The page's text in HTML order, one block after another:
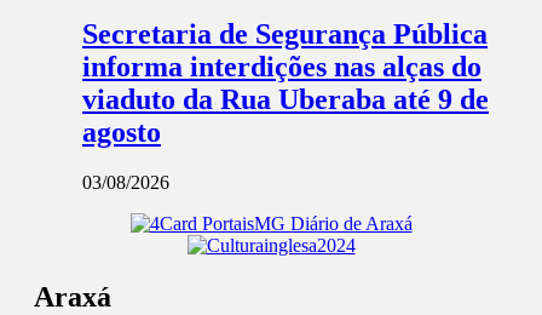
Secretaria de Segurança Pública
informa interdições nas alças do
viaduto da Rua Uberaba até 9 de
agosto
03/08/2026
Araxá